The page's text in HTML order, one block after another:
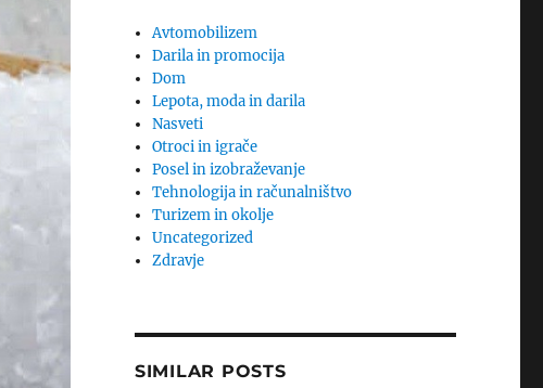
Avtomobilizem
Darila in promocija
Dom
Lepota, moda in darila
Nasveti
Otroci in igrače
Posel in izobraževanje
Tehnologija in računalništvo
Turizem in okolje
Uncategorized
Zdravje
SIMILAR POSTS